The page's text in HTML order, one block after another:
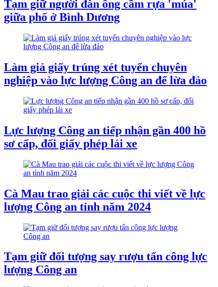
Tạm giữ người đàn ông cầm rựa 'múa'
giữa phố ở Bình Dương
Làm giả giấy trúng xét tuyển chuyên
nghiệp vào lực lượng Công an để lừa đảo
Lực lượng Công an tiếp nhận gần 400 hồ
sơ cấp, đổi giấy phép lái xe
Cà Mau trao giải các cuộc thi viết về lực
lượng Công an tỉnh năm 2024
Tạm giữ đối tượng say rượu tấn công lực
lượng Công an